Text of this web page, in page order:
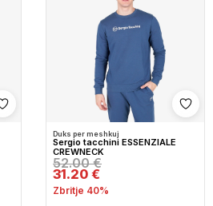
Shto në wishlist
Duks per meshkuj
Sergio tacchini ESSENZIALE
CREWNECK
52.00 €
31.20 €
Zbritje 40%